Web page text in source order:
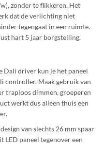
zonder te flikkeren. Het
dat deverlichting niet
tegengaat in een ruimte.
hart 5 jaar borgstelling.
Dali driver kun je het paneel
controller. Maak gebruik van
traploos dimmen, groeperen
werkt dus alleen thuis een
van slechts 26 mm spaar
paneel tegenover een